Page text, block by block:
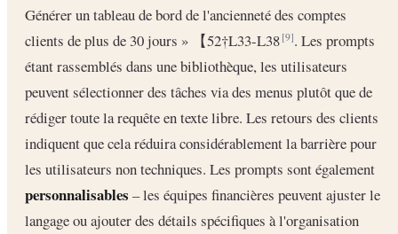
Générer un tableau de bord de l'ancienneté des comptes
clients de plus de 30 jours » 【52†L33-L38[9]. Les prompts
étant rassemblés dans une bibliothèque, les utilisateurs
peuvent sélectionner des tâches via des menus plutôt que de
rédiger toute la requête en texte libre. Les retours des clients
indiquent que cela réduira considérablement la barrière pour
les utilisateurs non techniques. Les prompts sont également
personnalisables – les équipes financières peuvent ajuster le
langage ou ajouter des détails spécifiques à l'organisation